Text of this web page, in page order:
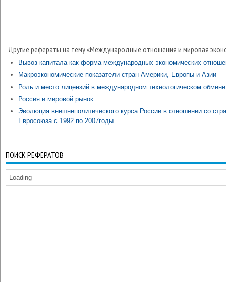
Другие рефераты на тему «Международные отношения и мировая
Вывоз капитала как форма международных экономических
Макроэкономические показатели стран Америки, Европы и Азии
Роль и место лицензий в международном технологическом обмене
Россия и мировой рынок
Эволюция внешнеполитического курса России в отношении со
Евросоюза с 1992 по 2007годы
ПОИСК РЕФЕРАТОВ
Loading